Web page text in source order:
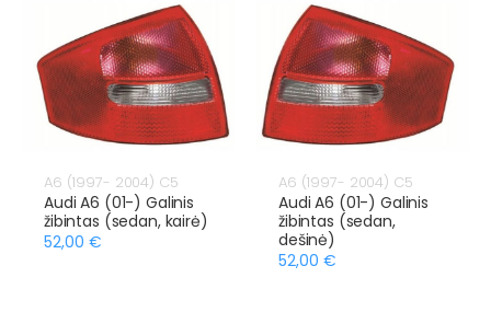
A6 (1997- 2004) C5
Audi A6 (01-) Galinis
žibintas (sedan, kairė)
52,00 €
A6 (1997- 2004) C5
Audi A6 (01-) Galinis
žibintas (sedan,
dešinė)
52,00 €